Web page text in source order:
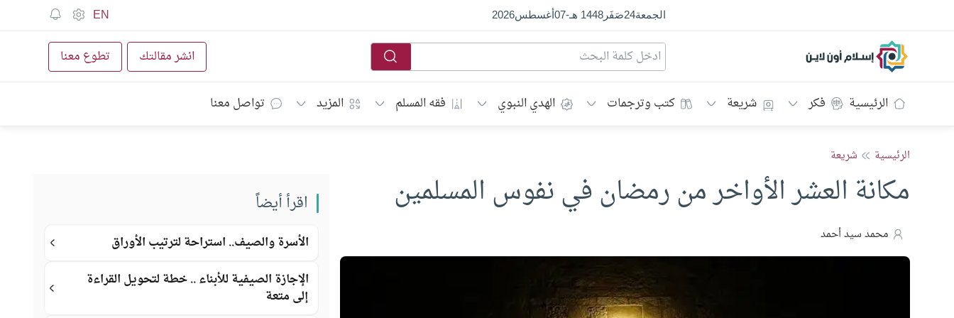
الجمعة24صَفَر1448 هـ -
07أغسطس2026
EN
إسلام أون لاين انشر مقالتك تطوع معنا
الرئيسية فكر شريعة كتب وترجمات الهدي النبوي فقه المسلم المزيد تواصل معنا
الرئيسية شريعة
مكانة العشر الأواخر من رمضان في نفوس المسلمين
محمد سيد أحمد
اقرأ أيضاً
الأسرة والصيف.. استراحة لترتيب الأوراق
الإجازة الصيفية للأبناء .. خطة لتحويل القراءة
إلى متعة